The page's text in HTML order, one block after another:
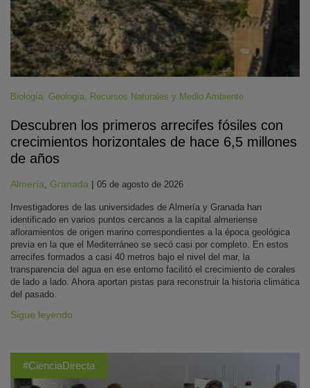
Biología, Geología, Recursos Naturales y Medio Ambiente
Descubren los primeros arrecifes fósiles con
crecimientos horizontales de hace 6,5 millones
de años
Almería Granada | 05 de agosto de 2026
Investigadores de las universidades de Almería y Granada han
identificado en varios puntos cercanos a la capital almeriense
afloramientos de origen marino correspondientes a la época geológica
previa en la que el Mediterráneo se secó casi por completo. En estos
arrecifes formados a casi 40 metros bajo el nivel del mar, la
transparencia del agua en ese entorno facilitó el crecimiento de corales
de lado a lado. Ahora aportan pistas para reconstruir la historia climática
del pasado.
Sigue leyendo
#CienciaDirecta